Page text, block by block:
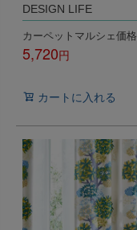
DESIGN LIFE
カーペットマルシェ価格
5,720
カートに入れる